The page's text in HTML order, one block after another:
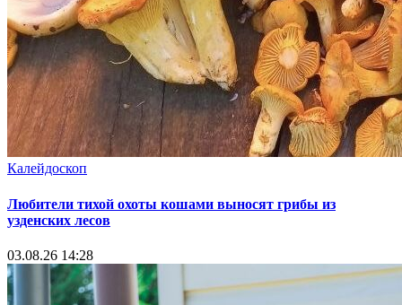
Калейдоскоп
Любители тихой охоты кошами выносят грибы из
узденских лесов
03.08.26 14:28